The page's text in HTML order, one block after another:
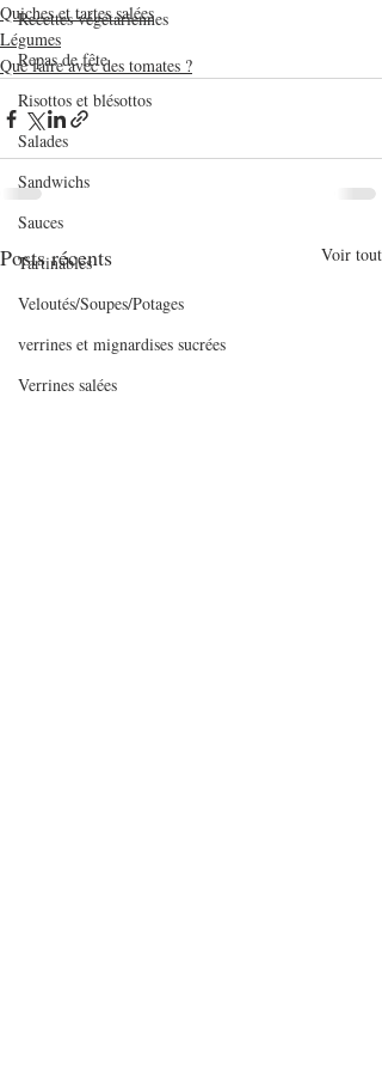
Recettes végétariennes
Repas de fête
Risottos et blésottos
Salades
Sandwichs
Sauces
Tartinables
Veloutés/Soupes/Potages
verrines et mignardises sucrées
Verrines salées
Quiches et tartes salées
Légumes
Que faire avec des tomates ?
Posts récents Voir tout